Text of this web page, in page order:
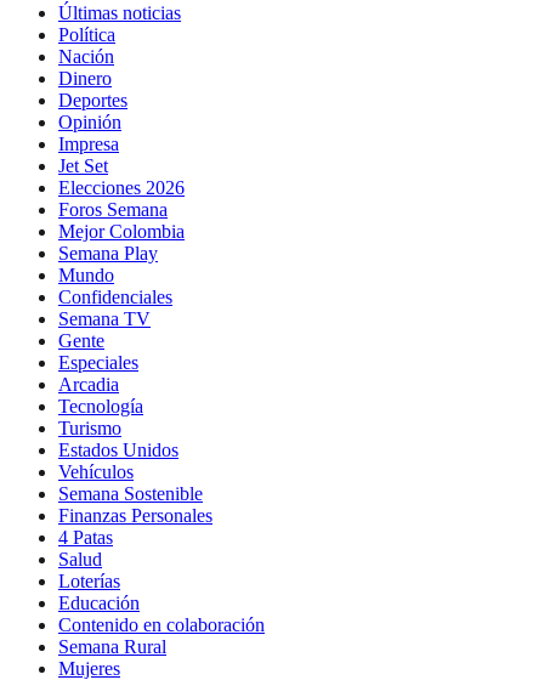
Últimas noticias
Política
Nación
Dinero
Deportes
Opinión
Impresa
Jet Set
Elecciones 2026
Foros Semana
Mejor Colombia
Semana Play
Mundo
Confidenciales
Semana TV
Gente
Especiales
Arcadia
Tecnología
Turismo
Estados Unidos
Vehículos
Semana Sostenible
Finanzas Personales
4 Patas
Salud
Loterías
Educación
Contenido en colaboración
Semana Rural
Mujeres